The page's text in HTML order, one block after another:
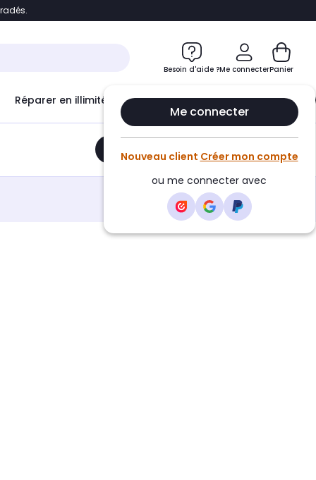
Accéder directement au chatbot
Besoin d'aide ?Me connecter
Me connecter
Nouveau client Créer mon compte
ou me connecter avec
Panier
Réparer en illimité avec Le Club Infinity
Ajouter au panier